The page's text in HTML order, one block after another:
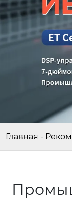
Главная -